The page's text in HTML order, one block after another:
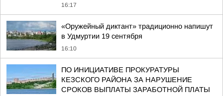
16:17
«Оружейный диктант» традиционно напишут
в Удмуртии 19 сентября
16:10
ПО ИНИЦИАТИВЕ ПРОКУРАТУРЫ
КЕЗСКОГО РАЙОНА ЗА НАРУШЕНИЕ
СРОКОВ ВЫПЛАТЫ ЗАРАБОТНОЙ ПЛАТЫ